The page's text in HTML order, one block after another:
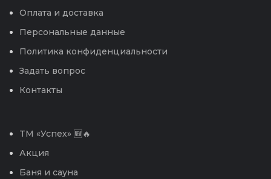
Оплата и доставка
Персональные данные
Политика конфиденциальности
Задать вопрос
Контакты
TM «Успех» 🆕🔥
Акция
Баня и сауна